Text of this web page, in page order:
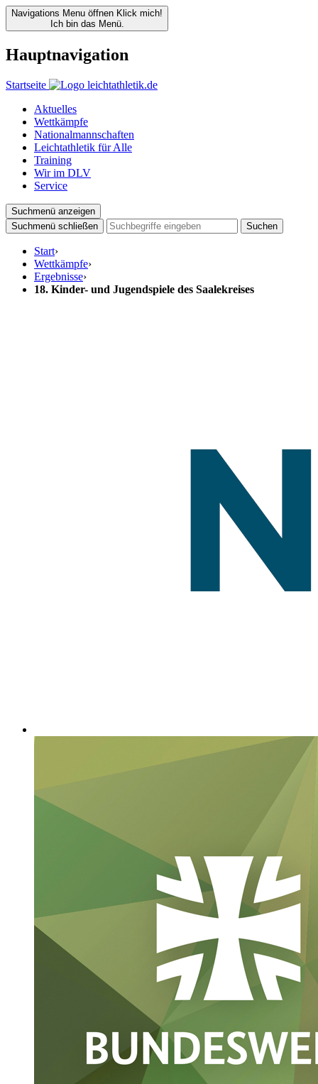
Navigations Menu öffnen Klick mich!
Ich bin das Menü.
Hauptnavigation
Startseite
Aktuelles
Wettkämpfe
Nationalmannschaften
Leichtathletik für Alle
Training
Wir im DLV
Service
Suchmenü anzeigen
Suchmenü schließen
Suchen
Start›
Wettkämpfe›
Ergebnisse›
18. Kinder- und Jugendspiele des Saalekreises